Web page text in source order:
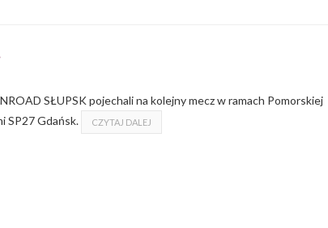
SŁUPSK pojechali na kolejny mecz w ramach Pomorskiej
SP27 Gdańsk.
CZYTAJ DALEJ